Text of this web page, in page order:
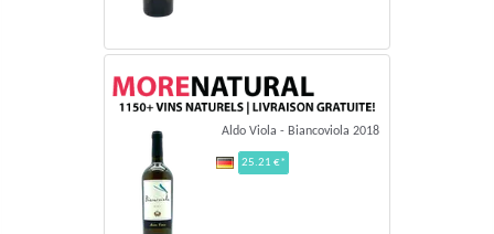
Aldo Viola - Biancoviola 2018
25.21 €*